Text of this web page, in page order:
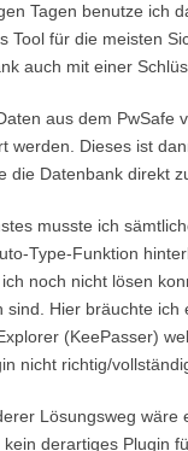
Tagen benutze ich
Tool für die meisten
auch mit einer
aus dem PwSafe
werden. Dieses ist
die Datenbank direkt
musste ich
Type-Funktion
noch nicht lösen
sind. Hier bräuchte
(KeePasser)
nicht richtig/
Lösungsweg wäre
kein derartiges Plugin